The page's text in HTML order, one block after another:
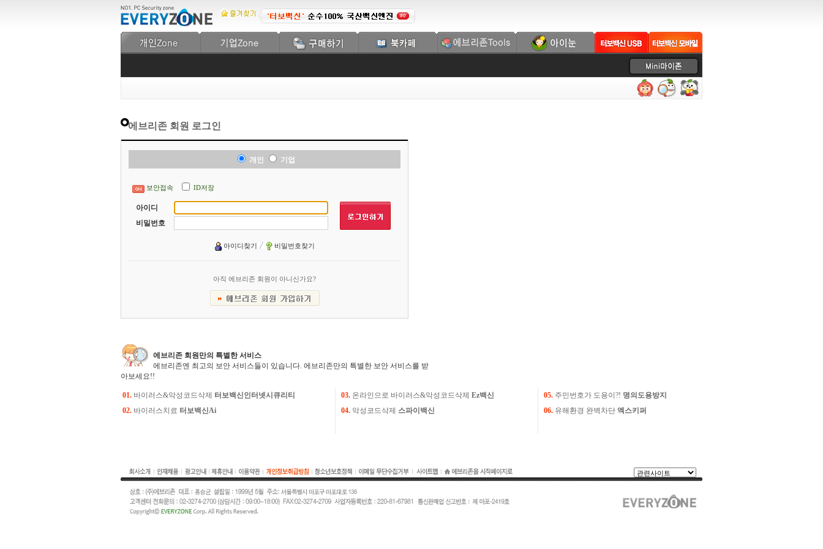
에브리존 회원 로그인
개인 기업
보안접속 ID저장
아이디
비밀번호
아이디찾기 비밀번호찾기
아직 에브리존 회원이 아니신가요?
에브리존 회원만의 특별한 서비스
에브리존엔 최고의 보안 서비스들이 있습니다. 에브리존만의 특별한 보안 서비스를 받
아보세요!!
01. 바이러스&악성코드삭제 터보백신인터넷시큐리티 03. 온라인으로 바이러스&악성코드삭제 Ez백신 05. 주민번호가 도용이?! 명의도용방지
02. 바이러스치료 터보백신Ai 04. 악성코드삭제 스파이백신 06. 유해환경 완벽차단 엑스키퍼